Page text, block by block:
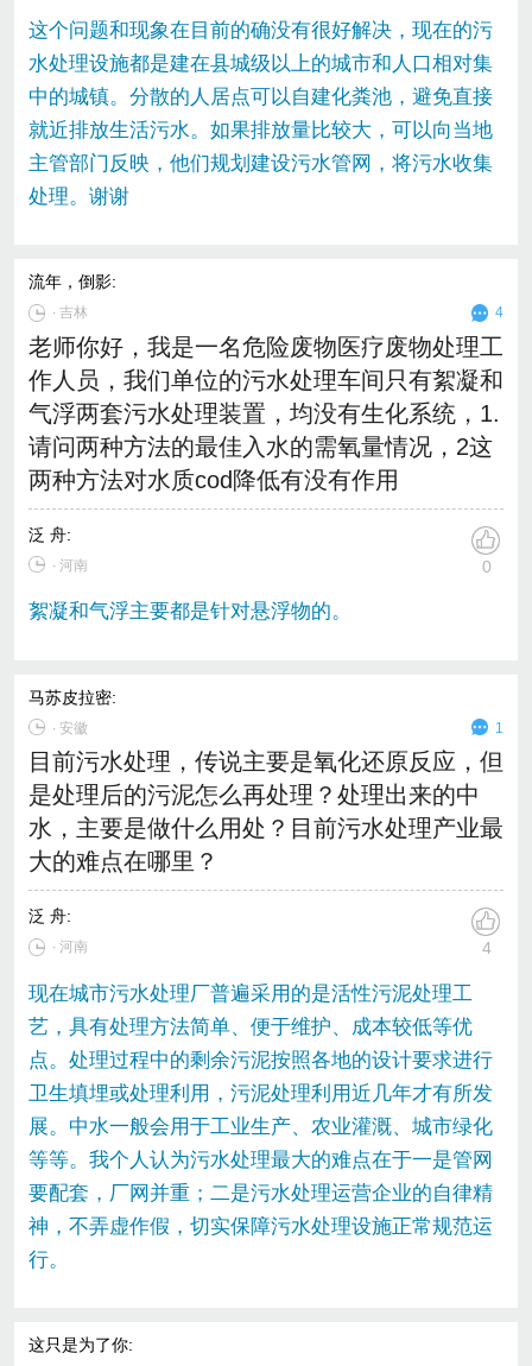
这个问题和现象在目前的确没有很好解决，现在的污
水处理设施都是建在县城级以上的城市和人口相对集
中的城镇。分散的人居点可以自建化粪池，避免直接
就近排放生活污水。如果排放量比较大，可以向当地
主管部门反映，他们规划建设污水管网，将污水收集
处理。谢谢
流年，倒影:
∙吉林 4
老师你好，我是一名危险废物医疗废物处理工
作人员，我们单位的污水处理车间只有絮凝和
气浮两套污水处理装置，均没有生化系统，1.
请问两种方法的最佳入水的需氧量情况，2这
两种方法对水质cod降低有没有作用
泛 舟:
∙ 河南 0
絮凝和气浮主要都是针对悬浮物的。
马苏皮拉密:
∙安徽 1
目前污水处理，传说主要是氧化还原反应，但
是处理后的污泥怎么再处理？处理出来的中
水，主要是做什么用处？目前污水处理产业最
大的难点在哪里？
泛 舟:
∙ 河南 4
现在城市污水处理厂普遍采用的是活性污泥处理工
艺，具有处理方法简单、便于维护、成本较低等优
点。处理过程中的剩余污泥按照各地的设计要求进行
卫生填埋或处理利用，污泥处理利用近几年才有所发
展。中水一般会用于工业生产、农业灌溉、城市绿化
等等。我个人认为污水处理最大的难点在于一是管网
要配套，厂网并重；二是污水处理运营企业的自律精
神，不弄虚作假，切实保障污水处理设施正常规范运
行。
这只是为了你: